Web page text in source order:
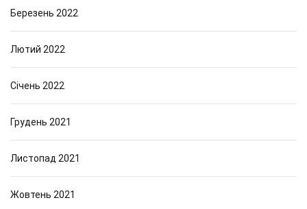
Березень 2022
Лютий 2022
Січень 2022
Грудень 2021
Листопад 2021
Жовтень 2021